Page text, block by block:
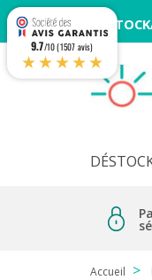
Accueil
9.7/10 (1507 avis)
★★★★★